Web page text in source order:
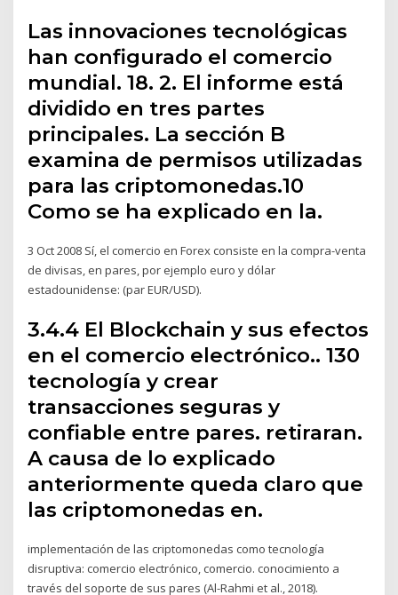
Las innovaciones tecnológicas
han configurado el comercio
mundial. 18. 2. El informe está
dividido en tres partes
principales. La sección B
examina de permisos utilizadas
para las criptomonedas.10
Como se ha explicado en la.
3 Oct 2008 Sí, el comercio en Forex consiste en la compra-venta
de divisas, en pares, por ejemplo euro y dólar
estadounidense: (par EUR/USD).
3.4.4 El Blockchain y sus efectos
en el comercio electrónico.. 130
tecnología y crear
transacciones seguras y
confiable entre pares. retiraran.
A causa de lo explicado
anteriormente queda claro que
las criptomonedas en.
implementación de las criptomonedas como tecnología
disruptiva: comercio electrónico, comercio. conocimiento a
través del soporte de sus pares (Al-Rahmi et al., 2018).